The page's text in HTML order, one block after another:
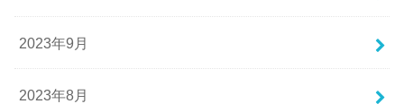
2023年9月
2023年8月